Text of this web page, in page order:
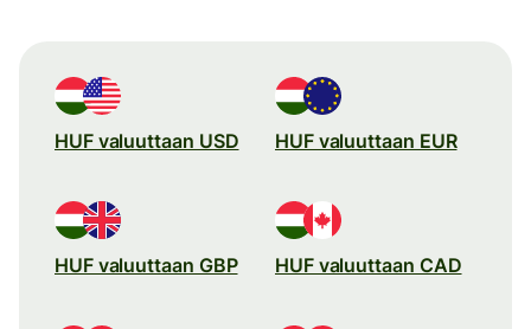
HUF valuuttaan USD HUF valuuttaan EUR
HUF valuuttaan GBP HUF valuuttaan CAD